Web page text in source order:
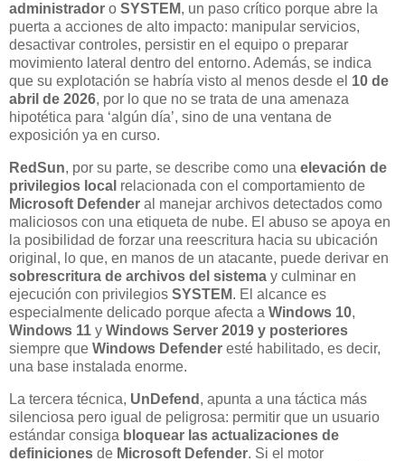
administrador o SYSTEM, un paso crítico porque abre la
puerta a acciones de alto impacto: manipular servicios,
desactivar controles, persistir en el equipo o preparar
movimiento lateral dentro del entorno. Además, se indica
que su explotación se habría visto al menos desde el 10 de
abril de 2026, por lo que no se trata de una amenaza
hipotética para ‘algún día’, sino de una ventana de
exposición ya en curso.
RedSun, por su parte, se describe como una elevación de
privilegios local relacionada con el comportamiento de
Microsoft Defender al manejar archivos detectados como
maliciosos con una etiqueta de nube. El abuso se apoya en
la posibilidad de forzar una reescritura hacia su ubicación
original, lo que, en manos de un atacante, puede derivar en
sobrescritura de archivos del sistema y culminar en
ejecución con privilegios SYSTEM. El alcance es
especialmente delicado porque afecta a Windows 10,
Windows 11 y Windows Server 2019 y posteriores
siempre que Windows Defender esté habilitado, es decir,
una base instalada enorme.
La tercera técnica, UnDefend , apunta a una táctica más
silenciosa pero igual de peligrosa: permitir que un usuario
estándar consiga bloquear las actualizaciones de
definiciones de Microsoft Defender. Si el motor